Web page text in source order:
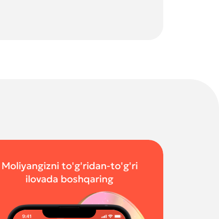
Moliyangizni to'g'ridan-to'g'ri
ilovada boshqaring